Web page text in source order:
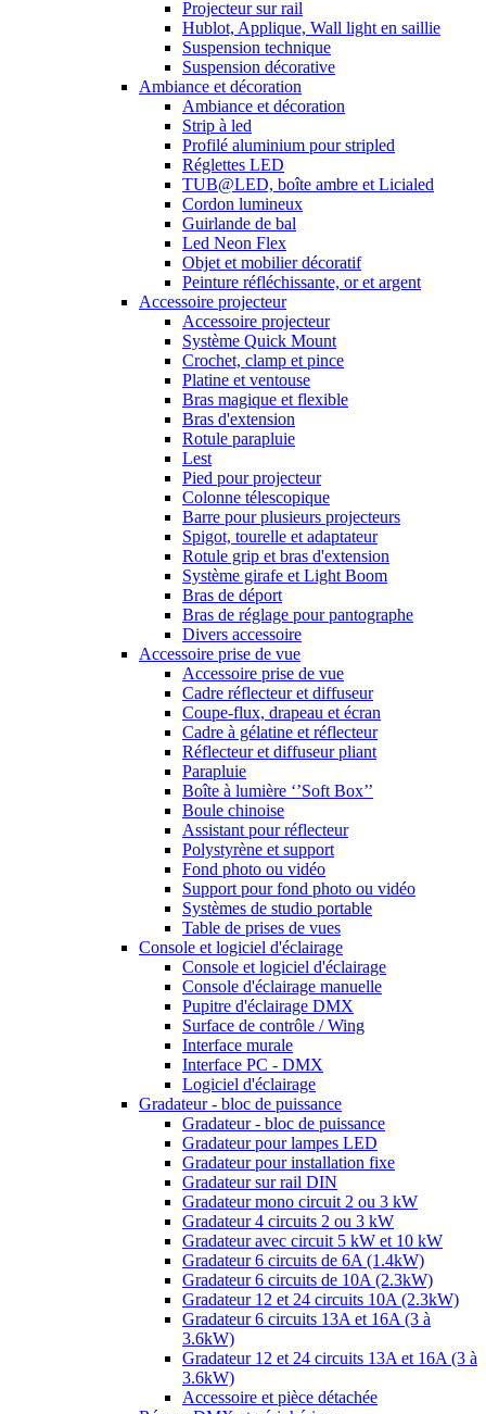
Projecteur sur rail
Hublot, Applique, Wall light en saillie
Suspension technique
Suspension décorative
Ambiance et décoration
Ambiance et décoration
Strip à led
Profilé aluminium pour stripled
Réglettes LED
TUB@LED, boîte ambre et Licialed
Cordon lumineux
Guirlande de bal
Led Neon Flex
Objet et mobilier décoratif
Peinture réfléchissante, or et argent
Accessoire projecteur
Accessoire projecteur
Système Quick Mount
Crochet, clamp et pince
Platine et ventouse
Bras magique et flexible
Bras d'extension
Rotule parapluie
Lest
Pied pour projecteur
Colonne télescopique
Barre pour plusieurs projecteurs
Spigot, tourelle et adaptateur
Rotule grip et bras d'extension
Système girafe et Light Boom
Bras de déport
Bras de réglage pour pantographe
Divers accessoire
Accessoire prise de vue
Accessoire prise de vue
Cadre réflecteur et diffuseur
Coupe-flux, drapeau et écran
Cadre à gélatine et réflecteur
Réflecteur et diffuseur pliant
Parapluie
Boîte à lumière ‘’Soft Box’’
Boule chinoise
Assistant pour réflecteur
Polystyrène et support
Fond photo ou vidéo
Support pour fond photo ou vidéo
Systèmes de studio portable
Table de prises de vues
Console et logiciel d'éclairage
Console et logiciel d'éclairage
Console d'éclairage manuelle
Pupitre d'éclairage DMX
Surface de contrôle / Wing
Interface murale
Interface PC - DMX
Logiciel d'éclairage
Gradateur - bloc de puissance
Gradateur - bloc de puissance
Gradateur pour lampes LED
Gradateur pour installation fixe
Gradateur sur rail DIN
Gradateur mono circuit 2 ou 3 kW
Gradateur 4 circuits 2 ou 3 kW
Gradateur avec circuit 5 kW et 10 kW
Gradateur 6 circuits de 6A (1.4kW)
Gradateur 6 circuits de 10A (2.3kW)
Gradateur 12 et 24 circuits 10A (2.3kW)
Gradateur 6 circuits 13A et 16A (3 à
3.6kW)
Gradateur 12 et 24 circuits 13A et 16A (3 à
3.6kW)
Accessoire et pièce détachée